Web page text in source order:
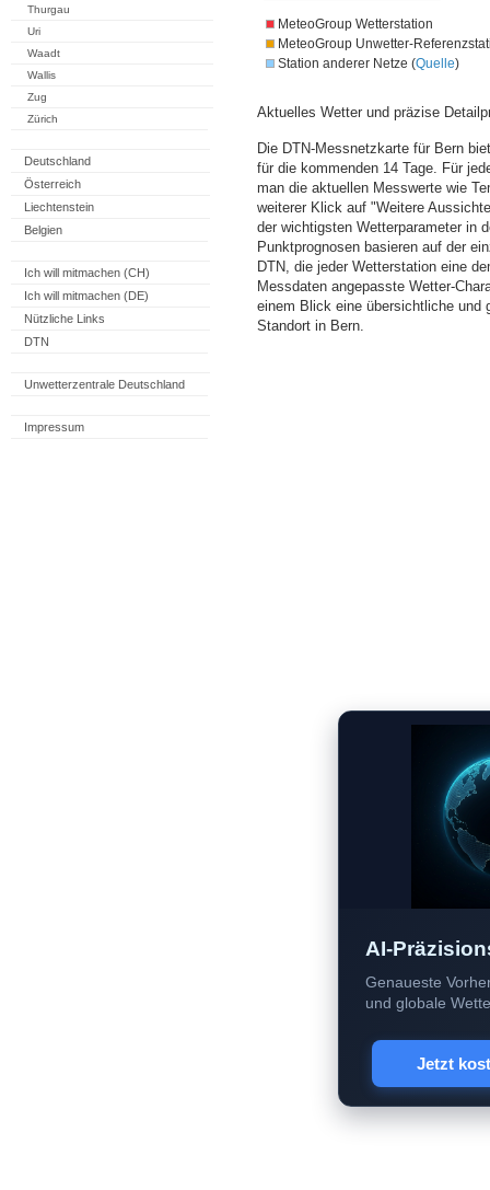
Thurgau
Uri
Waadt
Wallis
Zug
Zürich
Deutschland
Österreich
Liechtenstein
Belgien
Ich will mitmachen (CH)
Ich will mitmachen (DE)
Nützliche Links
DTN
Unwetterzentrale Deutschland
Impressum
MeteoGroup Wetterstation
MeteoGroup Unwetter-
Station anderer Netze (Quelle)
Aktuelles Wetter und präzise
Die DTN-Messnetzkarte für Bern
für die kommenden 14 Tage. Für
man die aktuellen Messwerte wie
weiterer Klick auf "Weitere
der wichtigsten Wetterparameter in
Punktprognosen basieren auf der
DTN, die jeder Wetterstation eine
Messdaten angepasste Wetter-
einem Blick eine übersichtliche und
Standort in Bern.
AI-
Genaueste
und globale
Jetzt